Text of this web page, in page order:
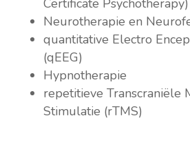
Certificate Psychotherapy)
Neurotherapie en
quantitative Electro
(qEEG)
Hypnotherapie
repetitieve Transcraniële
Stimulatie (rTMS)